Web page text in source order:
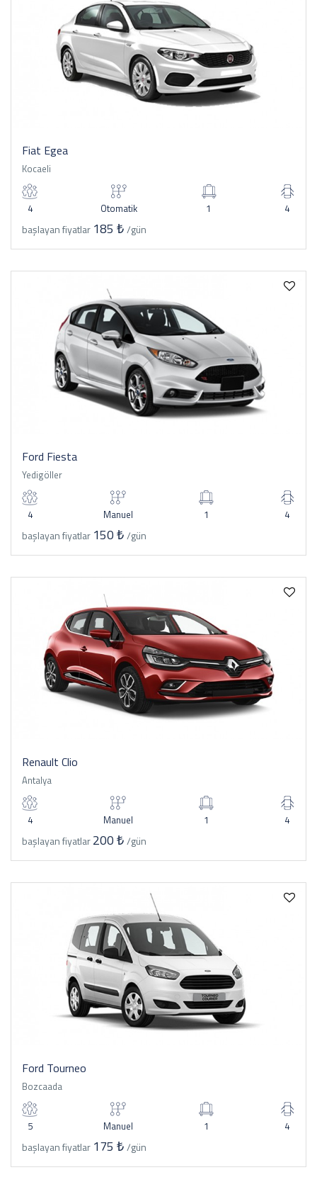
Fiat Egea
Kocaeli
4 Otomatik 1 4
başlayan fiyatlar 185 ₺/gün
Ford Fiesta
Yedigöller
4 Manuel 1 4
başlayan fiyatlar 150 ₺/gün
Renault Clio
Antalya
4 Manuel 1 4
başlayan fiyatlar200 ₺/gün
Ford Tourneo
Bozcaada
5 Manuel 1 4
başlayan fiyatlar 175 ₺/gün